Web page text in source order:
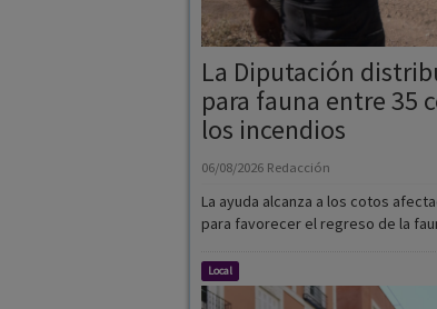
para fauna entre 35
los incendios
06/08/2026
La ayuda alcanza a los cotos
para favorecer el regreso de la